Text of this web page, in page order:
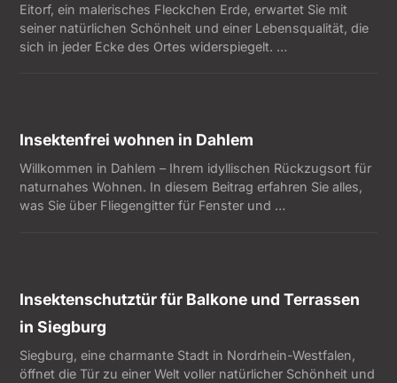
Eitorf, ein malerisches Fleckchen Erde, erwartet Sie mit
seiner natürlichen Schönheit und einer Lebensqualität, die
sich in jeder Ecke des Ortes widerspiegelt. …
Insektenfrei wohnen in Dahlem
Willkommen in Dahlem – Ihrem idyllischen Rückzugsort für
naturnahes Wohnen. In diesem Beitrag erfahren Sie alles,
was Sie über Fliegengitter für Fenster und …
Insektenschutztür für Balkone und Terrassen
in Siegburg
Siegburg, eine charmante Stadt in Nordrhein-Westfalen,
öffnet die Tür zu einer Welt voller natürlicher Schönheit und